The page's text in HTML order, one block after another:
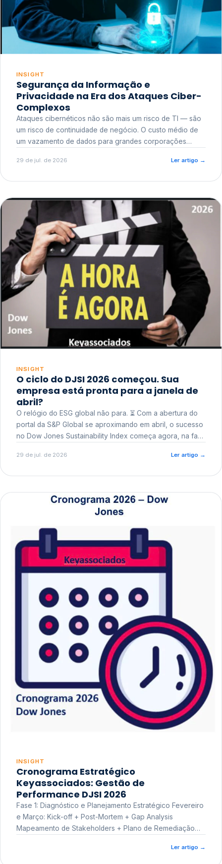
INSIGHT
Segurança da Informação e
Privacidade na Era dos Ataques Ciber-
Complexos
Ataques cibernéticos não são mais um risco de TI — são
um risco de continuidade de negócio. O custo médio de
um vazamento de dados para grandes corporações
reputacional e o risco regulatório junto a órgãos como a
29 de jul. de 2026 Ler artigo →
INSIGHT
O ciclo do DJSI 2026 começou. Sua
empresa está pronta para a janela de
abril?
O relógio do ESG global não para. ⏳ Com a abertura do
portal da S&P Global se aproximando em abril, o sucesso
no Dow Jones Sustainability Index começa agora, na fase
29 de jul. de 2026 Ler artigo →
INSIGHT
Cronograma Estratégico
Keyassociados: Gestão de
Performance DJSI 2026
Fase 1: Diagnóstico e Planejamento Estratégico Fevereiro
e Março: Kick-off + Post-Mortem + Gap Analysis
Mapeamento de Stakeholders + Plano de Remediação
Ler artigo →